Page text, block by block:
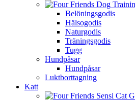
Belöningsgodis
Hälsogodis
Naturgodis
Träningsgodis
Tugg
Hundpåsar
Hundpåsar
Luktborttagning
Katt